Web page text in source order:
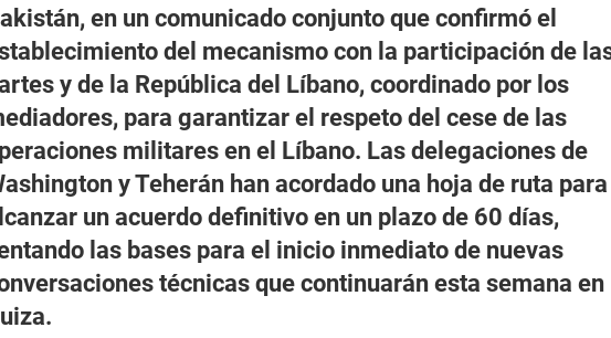
en un comunicado conjunto que confirmó el
del mecanismo con la participación de
y de la República del Líbano, coordinado por los
para garantizar el respeto del cese de las
militares en el Líbano. Las delegaciones de
y Teherán han acordado una hoja de ruta para
un acuerdo definitivo en un plazo de 60 días,
las bases para el inicio inmediato de nuevas
técnicas que continuarán esta semana en